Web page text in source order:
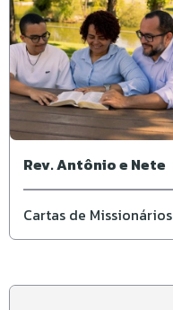
Rev. Antônio e Nete
Cartas de Missionários